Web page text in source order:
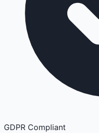
GDPR Compliant